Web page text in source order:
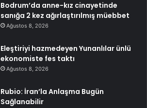
Bodrum’da anne-kız cinayetinde
sanığa 2 kez ağırlaştırılmış müebbet
Ağustos 8, 2026
Eleştiriyi hazmedeyen Yunanlılar ünlü
ekonomiste fes taktı
Ağustos 8, 2026
Rubio: İran’la Anlaşma Bugün
Sağlanabilir